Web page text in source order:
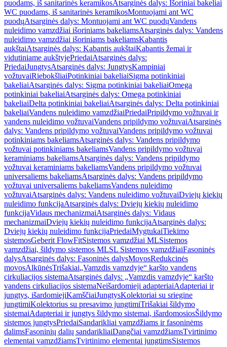
puodams, iš sanitarinės keramikosAtsarginės dalys: Išoriniai bakeliai
WC puodams, iš sanitarinės keramikosMontuojami ant WC
puodųAtsarginės dalys: Montuojami ant WC puodųVandens
nuleidimo vamzdžiai išoriniams bakeliamsAtsarginės dalys: Vandens
nuleidimo vamzdžiai išoriniams bakeliamsKabantis
aukštaiAtsarginės dalys: Kabantis aukštaiKabantis žemai ir
vidutiniame aukštyjePriedaiAtsarginės dalys:
PriedaiJungtysAtsarginės dalys: JungtysKampiniai
vožtuvaiRiebokšliaiPotinkiniai bakeliaiSigma potinkiniai
bakeliaiAtsarginės dalys: Sigma potinkiniai bakeliaiOmega
potinkiniai bakeliaiAtsarginės dalys: Omega potinkiniai
bakeliaiDelta potinkiniai bakeliaiAtsarginės dalys: Delta potinkiniai
bakeliaiVandens nuleidimo vamzdžiaiPriedaiPripildymo vožtuvai ir
vandens nuleidimo vožtuvaiVandens pripildymo vožtuvaiAtsarginės
dalys: Vandens pripildymo vožtuvaiVandens pripildymo vožtuvai
potinkiniams bakeliamsAtsarginės dalys: Vandens pripildymo
vožtuvai potinkiniams bakeliamsVandens pripildymo vožtuvai
keraminiams bakeliamsAtsarginės dalys: Vandens pripildymo
vožtuvai keraminiams bakeliamsVandens pripildymo vožtuvai
universaliems bakeliamsAtsarginės dalys: Vandens pripildymo
vožtuvai universaliems bakeliamsVandens nuleidimo
vožtuvaiAtsarginės dalys: Vandens nuleidimo vožtuvaiDviejų kiekių
nuleidimo funkcijaAtsarginės dalys: Dviejų kiekių nuleidimo
funkcijaVidaus mechanizmaiAtsarginės dalys: Vidaus
mechanizmaiDviejų kiekių nuleidimo funkcijaAtsarginės dalys:
Dviejų kiekių nuleidimo funkcijaPriedaiMygtukaiTiekimo
sistemosGeberit FlowFitSistemos vamzdžiai MLSistemos
vamzdžiai, šildymo sistemos MLSL Sistemos vamzdžiaiFasoninės
dalysAtsarginės dalys: Fasoninės dalysMovosRedukcinės
movosAlkūnėsTrišakiai„Vamzdis vamzdyje“ karšto vandens
cirkuliacijos sistemaAtsarginės dalys: „Vamzdis vamzdyje“ karšto
vandens cirkuliacijos sistemaNeišardomieji adapteriaiAdapteriai ir
jungtys, išardomiejiKamščiaiJungtysKolektoriai su sriegine
jungtimiKolektorius su presavimo jungtimiTrišakiai šildymo
sistemaiAdapteriai ir jungtys šildymo sistemai, išardomosiosŠildymo
sistemos jungtysPriedaiSandarikliai vamzdžiams ir fasoninėms
dalimsFasoninių dalių sandarikliaiDangčiai vamzdžiamsTvirtinimo
elementai vamzdžiamsTvirtinimo elementai jungtimsSistemos